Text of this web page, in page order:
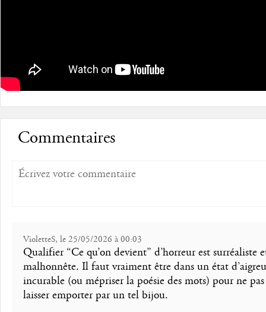
Commentaires
VioletteS, le 25/05/2026 à 00:03
Qualifier “Ce qu’on devient” d’horreur est surréaliste
malhonnête. Il faut vraiment être dans un état
incurable (ou mépriser la poésie des mots) pour ne pas
laisser emporter par un tel bijou.